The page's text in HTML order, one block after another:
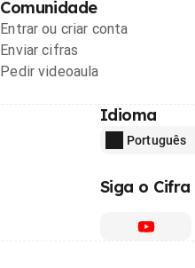
Comunidade
Entrar ou criar conta
Enviar cifras
Pedir videoaula
Idioma
Português
Siga o Cifra